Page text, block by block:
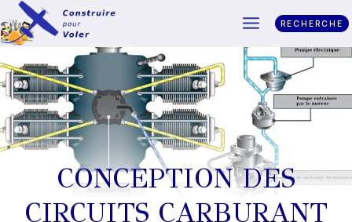
RECHERCHE
CONCEPTION DES
CIRCUITS CARBURANT